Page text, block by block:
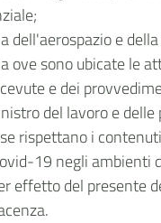
e
ove sono ubicate le
e dei
del lavoro e
rispettano i
19 negli
effetto del